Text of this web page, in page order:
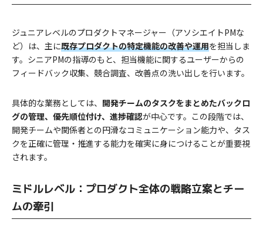
ジュニアレベルのプロダクトマネージャー（アソシエイトPMな
ど）は、主に既存プロダクトの特定機能の改善や運用を担当しま
す。シニアPMの指導のもと、担当機能に関するユーザーからの
フィードバック収集、競合調査、改善点の洗い出しを行います。
具体的な業務としては、 開発チームのタスクをまとめたバックロ
グの管理、優先順位付け、進捗確認が中心です。この段階では、
開発チームや関係者との円滑なコミュニケーション能力や、タス
クを正確に管理・推進する能力を確実に身につけることが重要視
されます。
ミドルレベル：プロダクト全体の戦略立案とチー
ムの牽引